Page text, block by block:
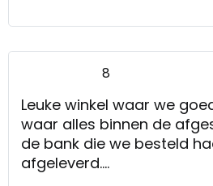
8
Leuke winkel waar we
waar alles binnen de
de bank die we besteld
afgeleverd.